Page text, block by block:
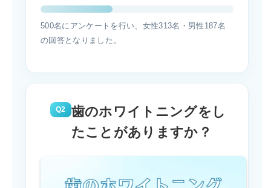
500名にアンケートを行い、女性313名・男性187名
の回答となりました。
Q2
歯のホワイトニングをし
たことがありますか？